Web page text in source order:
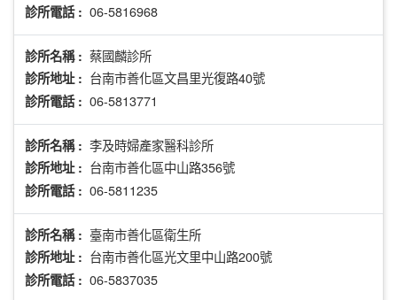
診所電話 : 06-5816968
診所名稱 : 蔡國麟診所
診所地址 : 台南市善化區文昌里光復路40號
診所電話 : 06-5813771
診所名稱 : 李及時婦產家醫科診所
診所地址 : 台南市善化區中山路356號
診所電話 : 06-5811235
診所名稱 : 臺南市善化區衛生所
診所地址 : 台南市善化區光文里中山路200號
診所電話 : 06-5837035